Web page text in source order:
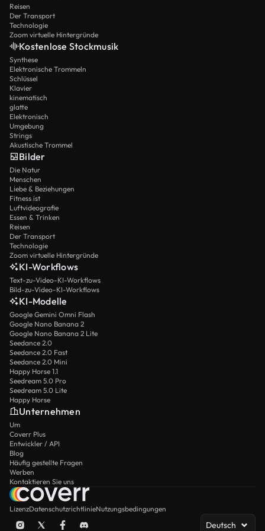
Reisen
Der Transport
Technologie
Zoom virtuelle Hintergründe
Kostenlose Stockmusik
Synthese
Elektronische Trommeln
Schlüssel
Klavier
kinematisch
glatte
Elektronisch
Umgebung
Strings
Akustische Trommel
Bilder
Die Natur
Menschen
Liebe & Beziehungen
Fitness ist
Luftvideografie
Essen & Trinken
Reisen
Der Transport
Technologie
Zoom virtuelle Hintergründe
KI-Workflows
Text-zu-Video-KI-Workflows
Bild-zu-Video-KI-Workflows
KI-Modelle
Google Gemini Omni Flash
Google Nano Banana 2
Google Nano Banana 2 Lite
Seedance 2.0
Seedance 2.0 Fast
Seedance 2.0 Mini
Happy Horse 1.1
Seedream 5.0 Pro
Seedream 5.0 Lite
Happy Horse
Unternehmen
Um
Coverr Plus
Entwickler / API
Blog
Häufig gestellte Fragen
Werben
Kontaktieren Sie uns
LizenzDatenschutzrichtlinieNutzungsbedingungen
Deutsch